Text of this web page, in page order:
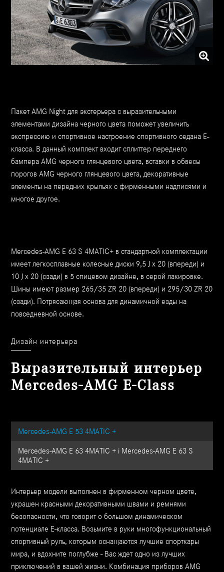
Пакет AMG Night для экстерьера с выразительными
элементами дизайна черного цвета поможет увеличить
экспрессию и спортивное настроение спортивного седана Е-
класса. В данный комплект входит сплиттер переднего
бампера AMG черного глянцевого цвета, вставки в обвесы
порогов AMG черного глянцевого цвета, декоративные
элементы на передних крыльях с фирменными надписями и
многое другое.
Mercedes-AMG E 63 S 4MATIC+ в стандартной комплектации
имеет легкосплавные колесные диски 9,5 J x 20 (впереди) и
10 J x 20 (сзади) в 5 спицевом дизайне, в серой лакировке.
Шины имеют размер 265/35 ZR 20 (впереди) и 295/30 ZR 20
(сзади). Потрясающая основа для динамичной езды на
повседневной основе.
Дизайн интерьера
Выразительный интерьер
Mercedes-AMG Е-Class
Mercedes-AMG E 53 4MATIC +
Mercedes-AMG E 63 4MATIC + і Mercedes-AMG E 63 S
4MATIC +
Интерьер модели выполнен в фирменном черном цвете,
украшен красными декоративными швами и ремнями
безопасности, что говорит о большом динамическом
потенциале Е-класса. Возьмите в руки многофункциональный
спортивный руль, которым оснащаются лучшие спорткары
мира, и вдохните поглубже - Вас ждет одно из лучших
приключений в вашей жизни. Комбинация приборов AMG